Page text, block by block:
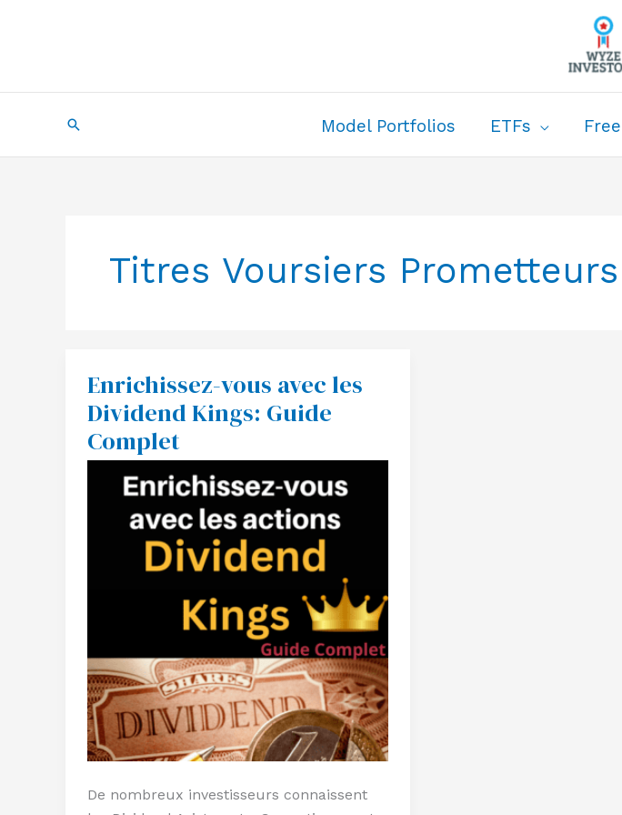
Search Model Portfolios ETFs
Titres Voursiers
Enrichissez-vous avec les
Dividend Kings: Guide
Complet
De nombreux investisseurs connaissent
Enrichissez-
vous
avec
les
Dividend
Kings:
Guide
Complet